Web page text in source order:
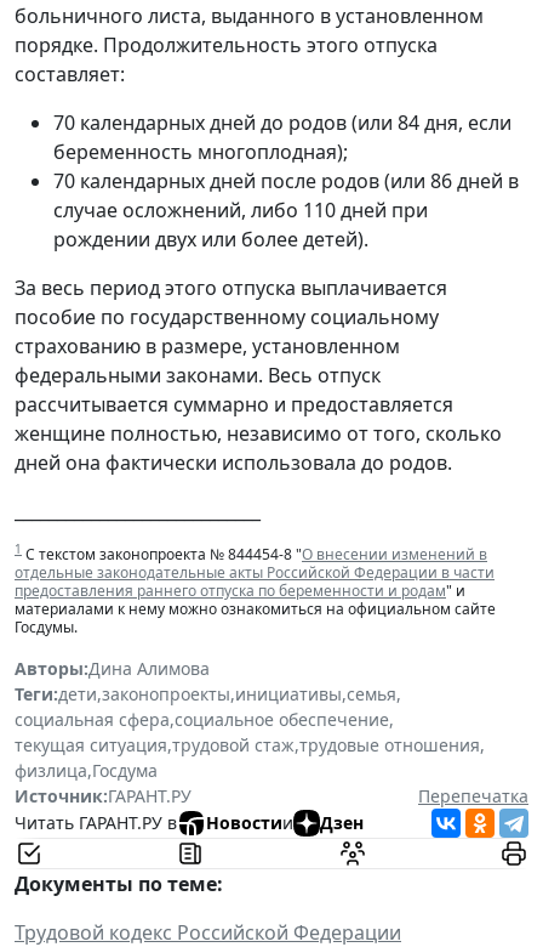
больничного листа, выданного в установленном
порядке. Продолжительность этого отпуска
составляет:
70 календарных дней до родов (или 84 дня, если
беременность многоплодная);
70 календарных дней после родов (или 86 дней в
случае осложнений, либо 110 дней при
рождении двух или более детей).
За весь период этого отпуска выплачивается
пособие по государственному социальному
страхованию в размере, установленном
федеральными законами. Весь отпуск
рассчитывается суммарно и предоставляется
женщине полностью, независимо от того, сколько
дней она фактически использовала до родов.
1 С текстом законопроекта № 844454-8 "О внесении изменений в
отдельные законодательные акты Российской Федерации в части
предоставления раннего отпуска по беременности и родам" и
материалами к нему можно ознакомиться на официальном сайте
Госдумы.
Авторы:Дина Алимова
Теги:дети,законопроекты,инициативы,семья,
социальная сфера,социальное обеспечение,
текущая ситуация,трудовой стаж,трудовые отношения,
физлица,Госдума
Источник:ГАРАНТ.РУ
Перепечатка
Читать ГАРАНТ.РУ в
Новостии Дзен
Документы по теме:
Трудовой кодекс Российской Федерации